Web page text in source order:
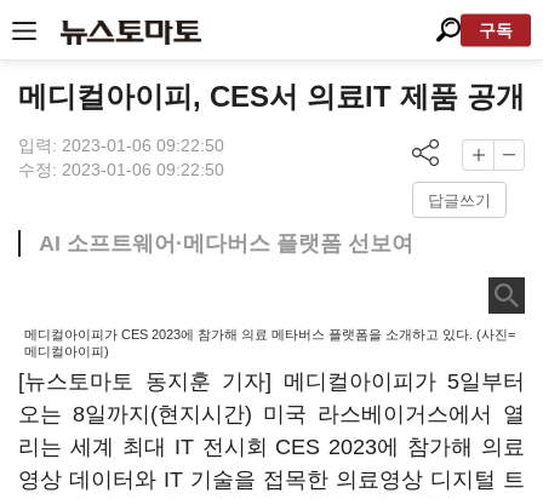
구독
메디컬아이피, CES서 의료IT 제품 공개
입력: 2023-01-06 09:22:50
수정: 2023-01-06 09:22:50
답글쓰기
AI 소프트웨어·메다버스 플랫폼 선보여
메디컬아이피가 CES 2023에 참가해 의료 메타버스 플랫폼을 소개하고 있다. (사진=
메디컬아이피)
[뉴스토마토 동지훈 기자] 메디컬아이피가 5일부터
오는 8일까지(현지시간) 미국 라스베이거스에서 열
리는 세계 최대 IT 전시회 CES 2023에 참가해 의료
영상 데이터와 IT 기술을 접목한 의료영상 디지털 트